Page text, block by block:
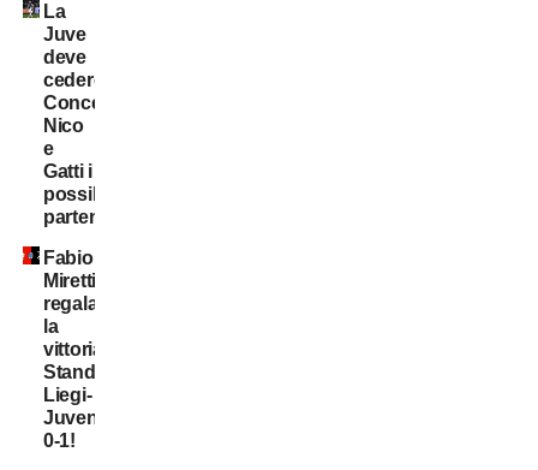
La
Juve
deve
cedere:
Conceição,
Nico
e
Gatti i
possibili
partenti
Fabio
Miretti
regala
la
vittoria,
Standard
Liegi-
Juventus
0-1!